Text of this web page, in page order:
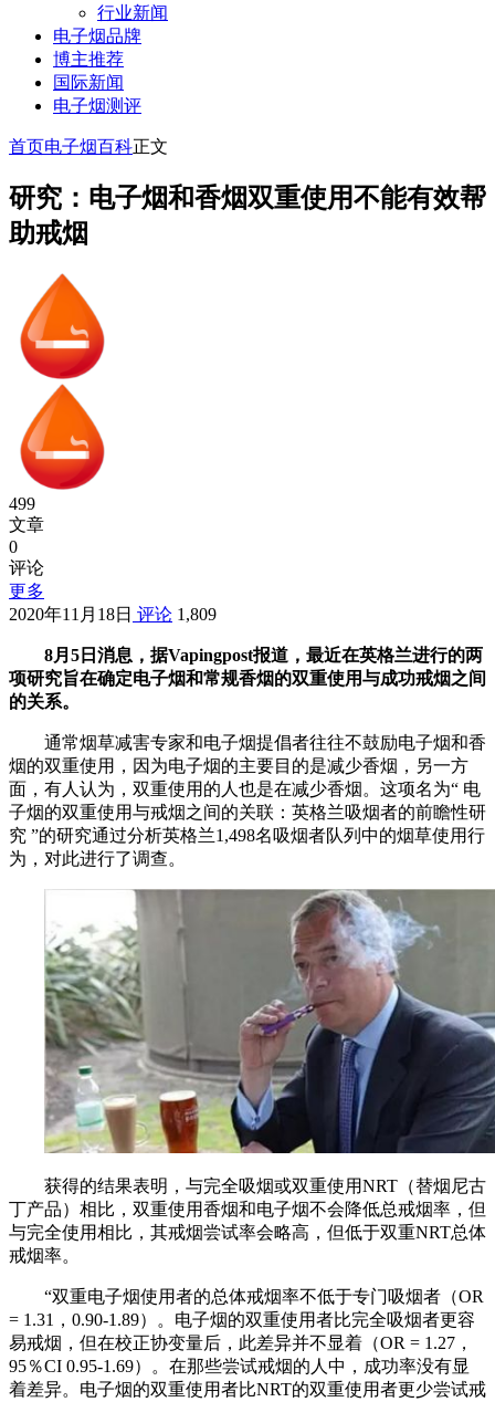
行业新闻
电子烟品牌
博主推荐
国际新闻
电子烟测评
首页电子烟百科正文
研究：电子烟和香烟双重使用不能有效帮
助戒烟
499
文章
0
评论
更多
2020年11月18日 评论 1,809
8月5日消息，据Vapingpost报道，最近在英格兰进行的两
项研究旨在确定电子烟和常规香烟的双重使用与成功戒烟之间
的关系。
通常烟草减害专家和电子烟提倡者往往不鼓励电子烟和香
烟的双重使用，因为电子烟的主要目的是减少香烟，另一方
面，有人认为，双重使用的人也是在减少香烟。这项名为“ 电
子烟的双重使用与戒烟之间的关联：英格兰吸烟者的前瞻性研
究 ”的研究通过分析英格兰1,498名吸烟者队列中的烟草使用行
为，对此进行了调查。
获得的结果表明，与完全吸烟或双重使用NRT（替烟尼古
丁产品）相比，双重使用香烟和电子烟不会降低总戒烟率，但
与完全使用相比，其戒烟尝试率会略高，但低于双重NRT总体
戒烟率。
“双重电子烟使用者的总体戒烟率不低于专门吸烟者（OR
= 1.31，0.90-1.89）。电子烟的双重使用者比完全吸烟者更容
易戒烟，但在校正协变量后，此差异并不显着（OR = 1.27，
95％CI 0.95-1.69）。在那些尝试戒烟的人中，成功率没有显
着差异。电子烟的双重使用者比NRT的双重使用者更少尝试戒